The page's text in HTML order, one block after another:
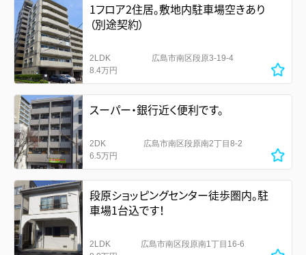
1フロア2住居。敷地内駐車場空きあり
（別途契約）
2LDK
8.4万円
広島市南区段原3-19-4
スーパー・銀行近く便利です。
2DK
6.5万円
広島市南区段原南2丁目8-2
段原ショッピングセンター徒歩圏内。駐
車場1台込です！
2LDK
広島市南区段原南1丁目16-6